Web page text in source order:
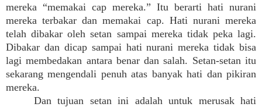
mereka “memakai cap mereka.” Itu berarti hati nurani
mereka terbakar dan memakai cap. Hati nurani mereka
telah dibakar oleh setan sampai mereka tidak peka lagi.
Dibakar dan dicap sampai hati nurani mereka tidak bisa
lagi membedakan antara benar dan salah. Setan-setan itu
sekarang mengendali penuh atas banyak hati dan pikiran
mereka.
Dan tujuan setan ini adalah untuk merusak hati